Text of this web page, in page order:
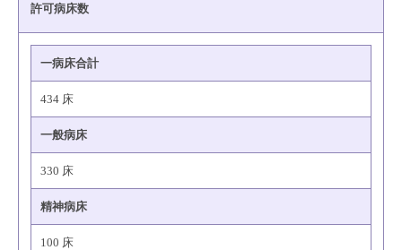
許可病床数
一病床合計
434 床
一般病床
330 床
精神病床
100 床